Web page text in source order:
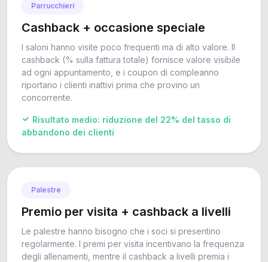
Parrucchieri
Cashback + occasione speciale
I saloni hanno visite poco frequenti ma di alto valore. Il
cashback (% sulla fattura totale) fornisce valore visibile
ad ogni appuntamento, e i coupon di compleanno
riportano i clienti inattivi prima che provino un
concorrente.
Risultato medio: riduzione del 22% del tasso di
abbandono dei clienti
Palestre
Premio per visita + cashback a livelli
Le palestre hanno bisogno che i soci si presentino
regolarmente. I premi per visita incentivano la frequenza
degli allenamenti, mentre il cashback a livelli premia i